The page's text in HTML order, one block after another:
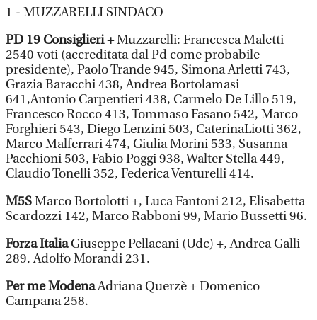
1 - MUZZARELLI SINDACO
PD 19 Consiglieri+Muzzarelli: Francesca Maletti
2540 voti (accreditata dal Pd come probabile
presidente), Paolo Trande 945, Simona Arletti 743,
Grazia Baracchi 438, Andrea Bortolamasi
641,Antonio Carpentieri 438, Carmelo De Lillo 519,
Francesco Rocco 413, Tommaso Fasano 542, Marco
Forghieri 543, Diego Lenzini 503, CaterinaLiotti 362,
Marco Malferrari 474, Giulia Morini 533, Susanna
Pacchioni 503, Fabio Poggi 938, Walter Stella 449,
Claudio Tonelli 352, Federica Venturelli 414.
M5SMarco Bortolotti +, Luca Fantoni 212, Elisabetta
Scardozzi 142, Marco Rabboni 99, Mario Bussetti 96.
Forza ItaliaGiuseppe Pellacani (Udc) +, Andrea Galli
289, Adolfo Morandi 231.
Per me ModenaAdriana Querzè + Domenico
Campana 258.